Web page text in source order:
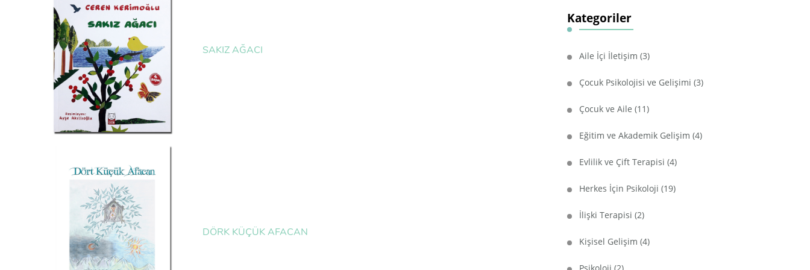
SAKIZ AĞACI
DÖRK KÜÇÜK AFACAN
Kategoriler
Aile İçi İletişim (3)
Çocuk Psikolojisi ve Gelişimi (3)
Çocuk ve Aile (11)
Eğitim ve Akademik Gelişim (4)
Evlilik ve Çift Terapisi (4)
Herkes İçin Psikoloji (19)
İlişki Terapisi (2)
Kişisel Gelişim (4)